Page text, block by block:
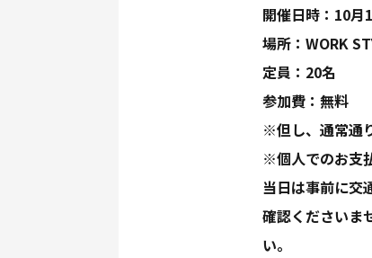
開催日時：10月
場所：WORK
定員：20名
参加費：無料
※但し、通常通
※個人でのお支
当日は事前に交
確認くださいま
い。